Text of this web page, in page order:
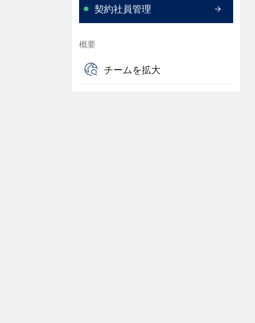
契約社員管理
概要
チームを拡大